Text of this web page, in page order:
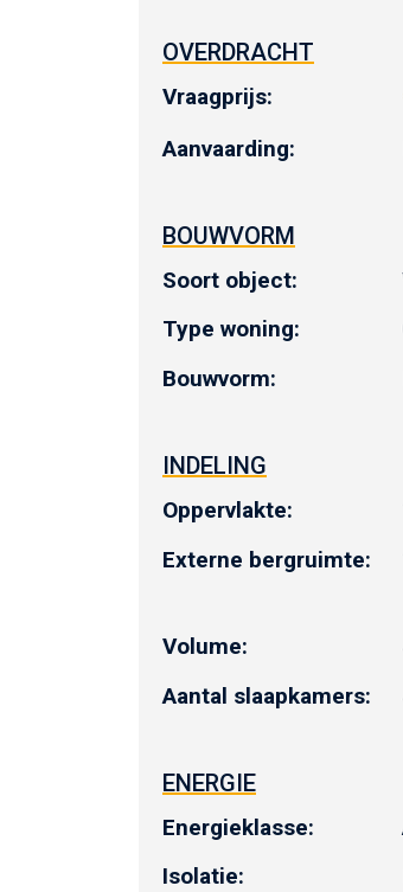
OVERDRACHT
Vraagprijs:
Aanvaarding:
BOUWVORM
Soort object:
Type woning:
Bouwvorm:
INDELING
Oppervlakte:
Externe bergruimte:
Volume:
Aantal slaapkamers:
ENERGIE
Energieklasse:
Isolatie: